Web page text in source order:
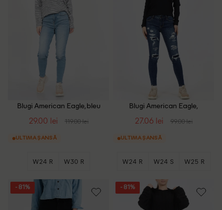
Blugi American Eagle, bleu
29.00 lei 119.00 lei
ULTIMA ȘANSĂ
W24 R W30 R
Blugi American Eagle,
27.06 lei 99.00 lei
ULTIMA ȘANSĂ
W24 R W24 S W25 R
- 81% - 81%